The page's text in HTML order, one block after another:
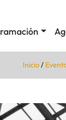
Inicio/